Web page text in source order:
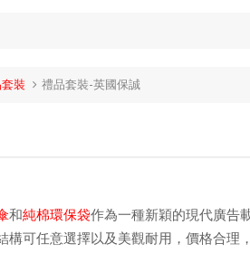
裝 禮品套裝-英國保誠
和純棉環保袋作為一種新穎的現代廣告
可任意選擇以及美觀耐用，價格合理